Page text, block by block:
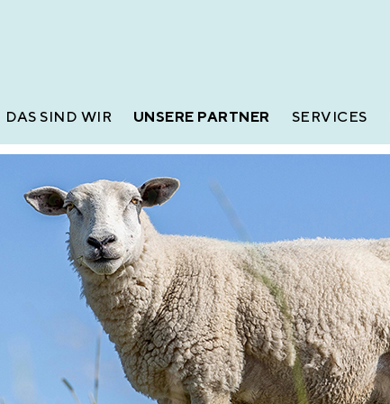
DAS SIND WIR UNSERE PARTNER SERVICES